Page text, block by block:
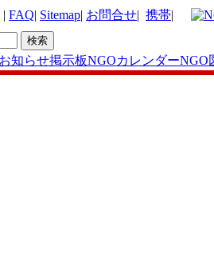
| FAQ| Sitemap| お問合せ| 携帯|
知らせ掲示板NGOカレンダーNGO